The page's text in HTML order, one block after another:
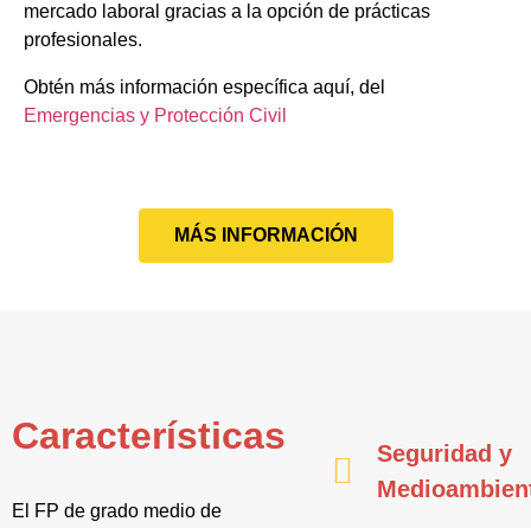
mercado laboral gracias a la opción de prácticas
profesionales.
Obtén más información específica aquí, del
Emergencias y Protección Civil
MÁS INFORMACIÓN
Características
El FP de grado medio de
Seguridad y